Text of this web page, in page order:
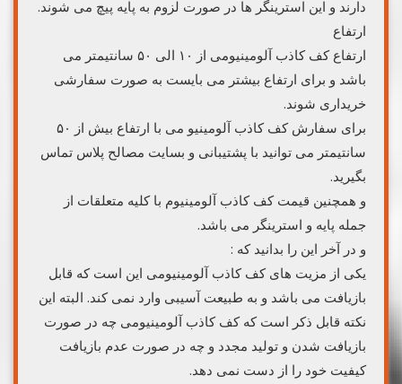
دارند و این استرینگر ها در صورت لزوم به پایه پیچ می شوند.
ارتفاع
ارتفاع کف کاذب آلومینیومی از ۱۰ الی ۵۰ سانتیمتر می
باشد و برای ارتفاع بیشتر می بایست به صورت سفارشی
خریداری شوند.
برای سفارش کف کاذب آلومینیو می با ارتفاع بیش از ۵۰
سانتیمتر می توانید با پشتیبانی و بسایت مصالح پلاس تماس
بگیرید.
و همچنین قیمت کف کاذب آلومینیوم با کلیه متعلقات از
جمله پایه و استرینگر می باشد.
و در آخر این را بدانید که :
یکی از مزیت های کف کاذب آلومینیومی این است که قابل
بازیافت می باشد و به طبیعت آسیبی وارد نمی کند. البته این
نکته قابل ذکر است که کف کاذب آلومینیومی چه در صورت
بازیافت شدن و تولید مجدد و چه در صورت عدم بازیافت
کیفیت خود را از دست نمی دهد.